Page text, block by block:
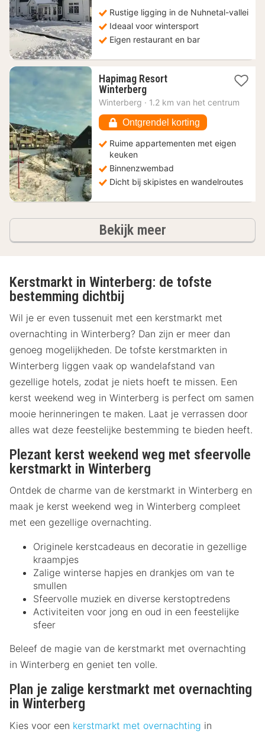
Rustige ligging in de Nuhnetal-vallei
Ideaal voor wintersport
Eigen restaurant en bar
Hapimag Resort
Winterberg1
nacht
148,17
€
Winterberg · 1.2 km van het centrum
Ontgrendel korting
Ruime appartementen met eigen
keuken
Binnenzwembad
Dicht bij skipistes en wandelroutes
Bekijk meerhotels
Kerstmarkt in Winterberg: de tofste
bestemming dichtbij
Wil je er even tussenuit met een kerstmarkt met
overnachting in Winterberg? Dan zijn er meer dan
genoeg mogelijkheden. De tofste kerstmarkten in
Winterberg liggen vaak op wandelafstand van
gezellige hotels, zodat je niets hoeft te missen. Een
kerst weekend weg in Winterberg is perfect om samen
mooie herinneringen te maken. Laat je verrassen door
alles wat deze feestelijke bestemming te bieden heeft.
Plezant kerst weekend weg met sfeervolle
kerstmarkt in Winterberg
Ontdek de charme van de kerstmarkt in Winterberg en
maak je kerst weekend weg in Winterberg compleet
met een gezellige overnachting.
Originele kerstcadeaus en decoratie in gezellige
kraampjes
Zalige winterse hapjes en drankjes om van te
smullen
Sfeervolle muziek en diverse kerstoptredens
Activiteiten voor jong en oud in een feestelijke
sfeer
Beleef de magie van de kerstmarkt met overnachting
in Winterberg en geniet ten volle.
Plan je zalige kerstmarkt met overnachting
in Winterberg
Kies voor een kerstmarkt met overnachting in